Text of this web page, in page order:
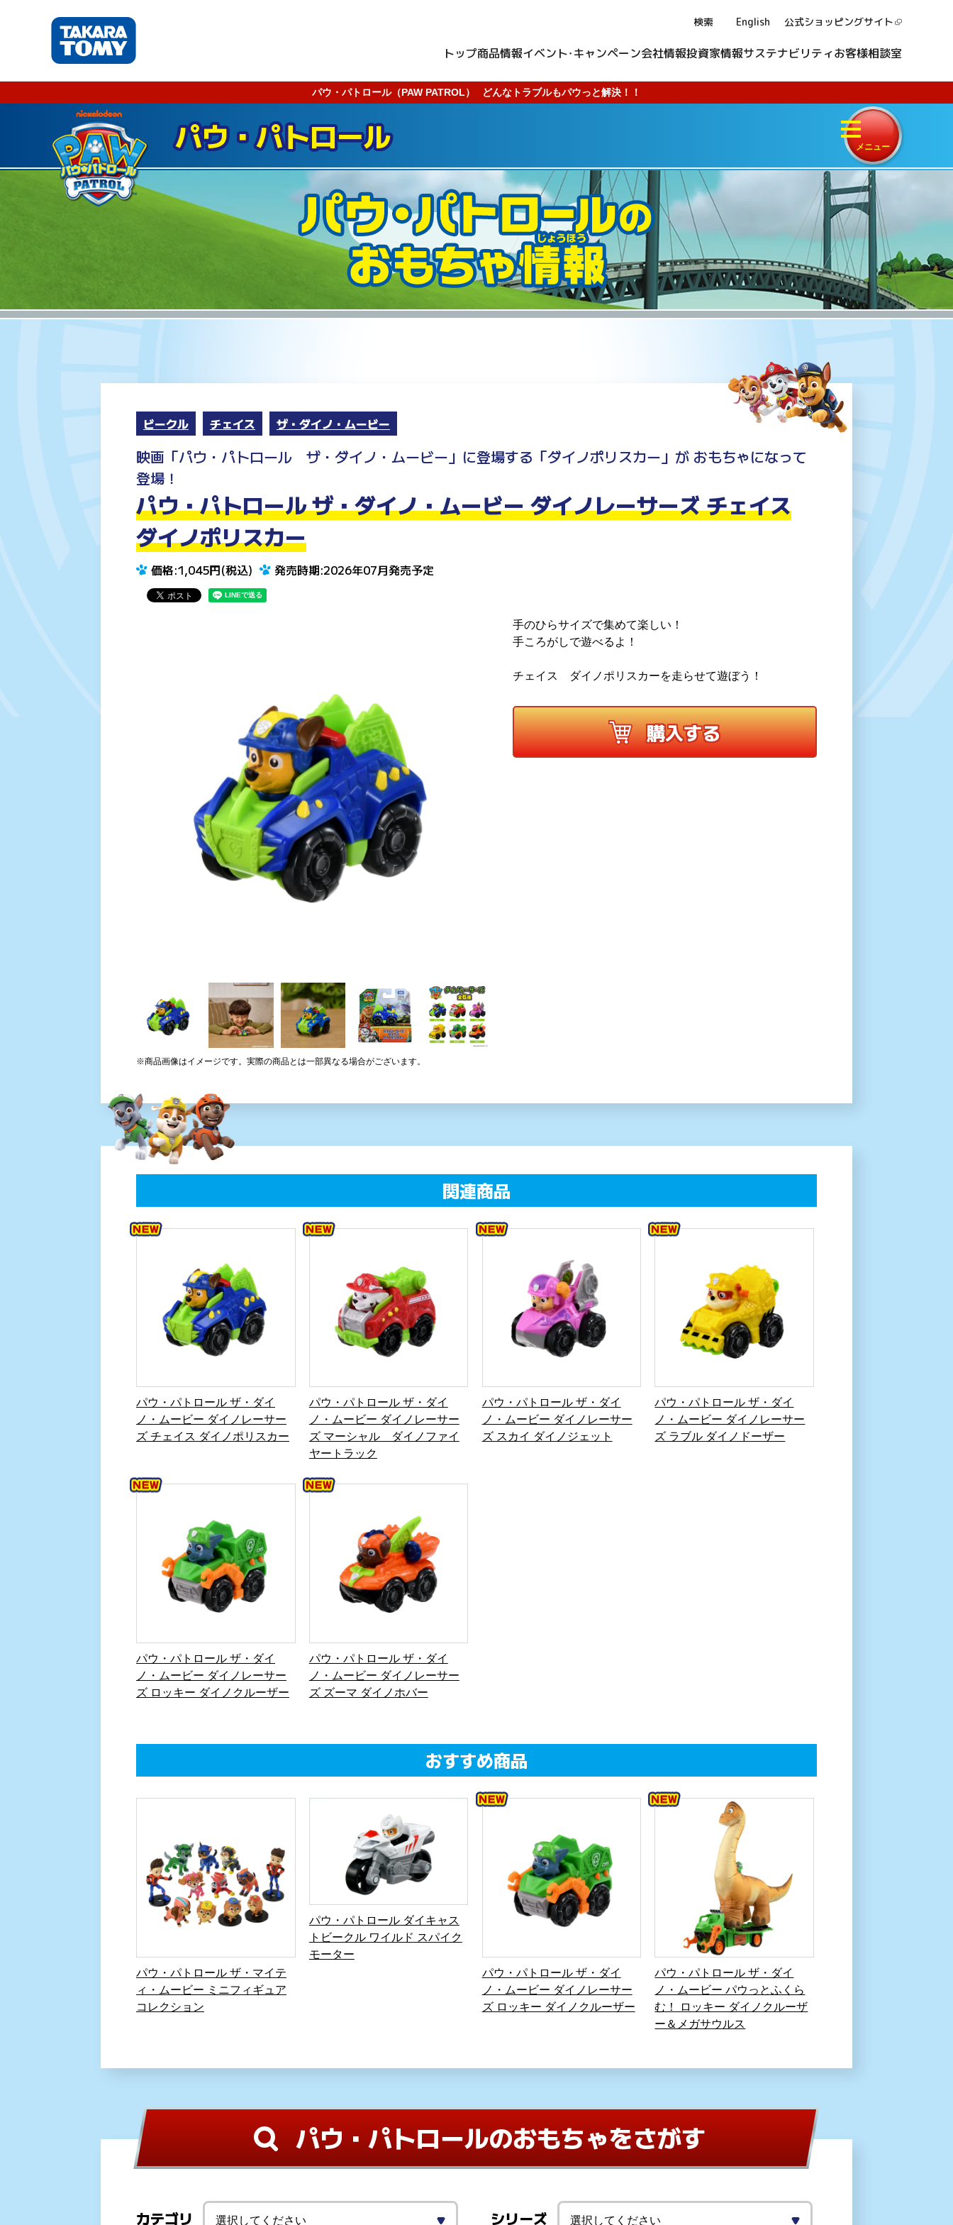
検索 English 公式ショッピングサイト
トップ商品情報イベント・キャンペーン会社情報投資家情報サステナビリティお客様相談室
パウ・パトロール（PAW PATROL） どんなトラブルもパウっと解決！！
パウ・パトロール
ビークル チェイス ザ・ダイノ・ムービー
映画「パウ・パトロール ザ・ダイノ・ムービー」に登場する「ダイノポリスカー」が おもちゃになって
登場！
パウ・パトロール ザ・ダイノ・ムービー ダイノレーサーズ チェイス
ダイノポリスカー
価格:1,045円(税込) 発売時期:2026年07月発売予定
※商品画像はイメージです。実際の商品とは一部異なる場合がございます。
手のひらサイズで集めて楽しい！
手ころがしで遊べるよ！
チェイス ダイノポリスカーを走らせて遊ぼう！
購入する
関連商品
パウ・パトロール ザ・ダイ
ノ・ムービー ダイノレーサー
ズ チェイス ダイノポリスカー
パウ・パトロール ザ・ダイ
ノ・ムービー ダイノレーサー
ズ マーシャル ダイノファイ
ヤートラック
パウ・パトロール ザ・ダイ
ノ・ムービー ダイノレーサー
ズ スカイ ダイノジェット
パウ・パトロール ザ・ダイ
ノ・ムービー ダイノレーサー
ズ ラブル ダイノドーザー
パウ・パトロール ザ・ダイ
ノ・ムービー ダイノレーサー
ズ ロッキー ダイノクルーザー
パウ・パトロール ザ・ダイ
ノ・ムービー ダイノレーサー
ズ ズーマ ダイノホバー
おすすめ商品
パウ・パトロール ザ・マイテ
ィ・ムービー ミニフィギュア
コレクション
パウ・パトロール ダイキャス
トビークル ワイルド スパイク
モーター
パウ・パトロール ザ・ダイ
ノ・ムービー ダイノレーサー
ズ ロッキー ダイノクルーザー
パウ・パトロール ザ・ダイ
ノ・ムービー パウっとふくら
む！ ロッキー ダイノクルーザ
ー＆メガサウルス
パウ・パトロールのおもちゃをさがす
カテゴリ シリーズ